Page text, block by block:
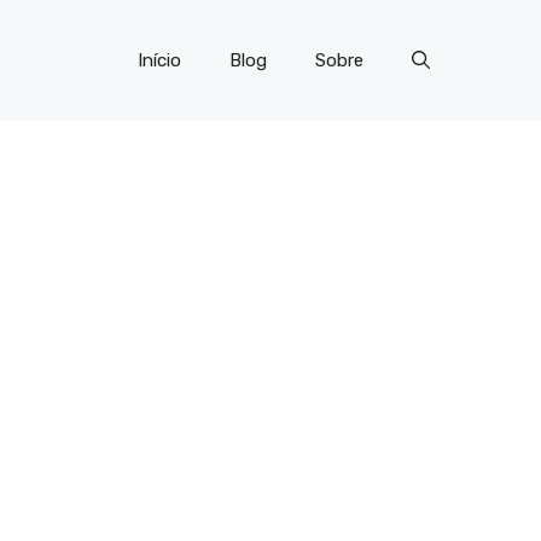
Início Blog Sobre